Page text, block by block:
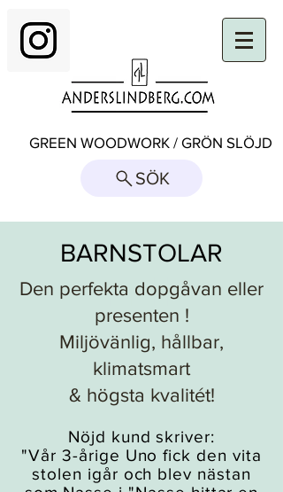
GREEN WOODWORK / GRÖN SLÖJD
SÖK
BARNSTOLAR
Ttill
Den perfekta dopgåvan eller
presenten !
Miljövänlig, hållbar,
klimatsmart
& högsta kvalitét!
Nöjd kund skriver:
"Vår 3-årige Uno fick den vita
stolen igår och blev nästan